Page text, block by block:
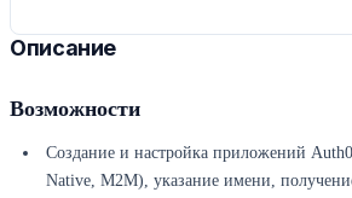
Описание
Возможности
Создание и настройка приложений
Native, M2M), указание имени,